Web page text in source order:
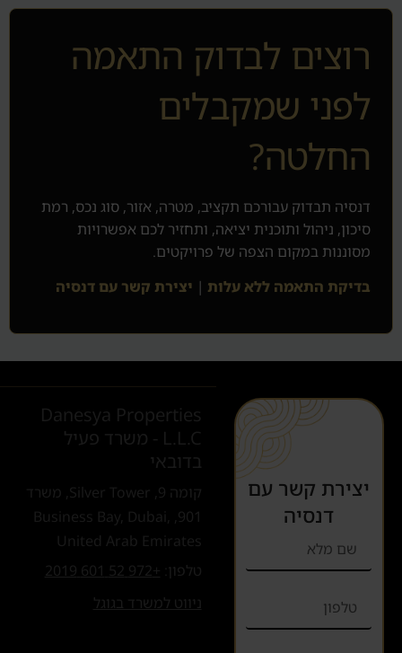
רוצים לבדוק התאמה
לפני שמקבלים
החלטה?
דנסיה תבדוק עבורכם תקציב, מטרה, אזור, סוג נכס, רמת
סיכון, ניהול ותוכנית יציאה, ותחזיר לכם אפשרויות
מסוננות במקום הצפה של פרויקטים.
בדיקת התאמה ללא עלות | יצירת קשר עם דנסיה
יצירת קשר עם
דנסיה
Danesya Properties
L.L.C - משרד פעיל
בדובאי
קומה 9, Silver Tower, משרד
901, Business Bay, Dubai,
United Arab Emirates
טלפון:
+972 52 601 2019
ניווט למשרד בגוגל